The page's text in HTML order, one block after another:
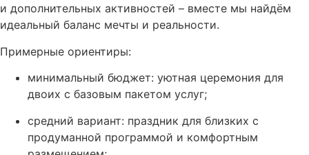
и дополнительных активностей – вместе мы найдём
идеальный баланс мечты и реальности.
Примерные ориентиры:
минимальный бюджет: уютная церемония для
двоих с базовым пакетом услуг;
средний вариант: праздник для близких с
продуманной программой и комфортным